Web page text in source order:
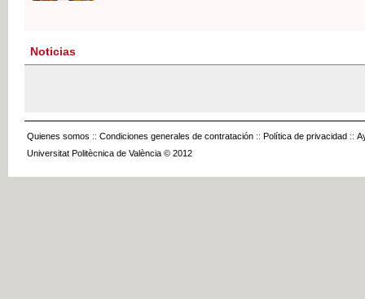
Noticias
Quienes somos :: Condiciones generales de contratación :: Política de privacidad ::
Universitat Politècnica de València © 2012